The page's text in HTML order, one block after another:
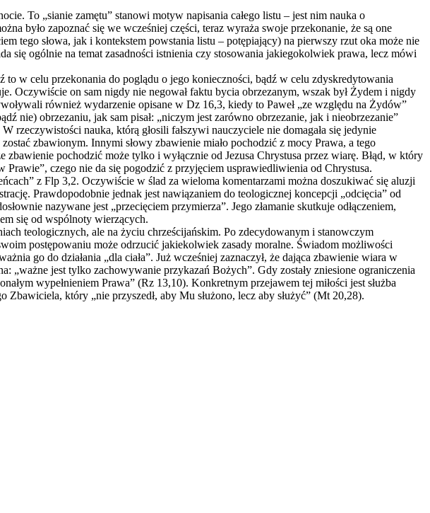
To „sianie zamętu” stanowi motyw napisania całego listu – jest nim nauka o
było zapoznać się we wcześniej części, teraz wyraża swoje przekonanie, że są one
tego słowa, jak i kontekstem powstania listu – potępiający) na pierwszy rzut oka może nie
się ogólnie na temat zasadności istnienia czy stosowania jakiegokolwiek prawa, lecz mówi
w celu przekonania do poglądu o jego konieczności, bądź w celu zdyskredytowania
Oczywiście on sam nigdy nie negował faktu bycia obrzezanym, wszak był Żydem i nigdy
również wydarzenie opisane w Dz 16,3, kiedy to Paweł „ze względu na Żydów”
nie) obrzezaniu, jak sam pisał: „niczym jest zarówno obrzezanie, jak i nieobrzezanie”
nauka, którą głosili fałszywi nauczyciele nie domagała się jedynie
zbawionym. Innymi słowy zbawienie miało pochodzić z mocy Prawa, a tego
pochodzić może tylko i wyłącznie od Jezusa Chrystusa przez wiarę. Błąd, w który
czego nie da się pogodzić z przyjęciem usprawiedliwienia od Chrystusa.
z Flp 3,2. Oczywiście w ślad za wieloma komentarzami można doszukiwać się aluzji
Prawdopodobnie jednak jest nawiązaniem do teologicznej koncepcji „odcięcia” od
nazywane jest „przecięciem przymierza”. Jego złamanie skutkuje odłączeniem,
się od wspólnoty wierzących.
teologicznych, ale na życiu chrześcijańskim. Po zdecydowanym i stanowczym
postępowaniu może odrzucić jakiekolwiek zasady moralne. Świadom możliwości
go do działania „dla ciała”. Już wcześniej zaznaczył, że dająca zbawienie wiara w
„ważne jest tylko zachowywanie przykazań Bożych”. Gdy zostały zniesione ograniczenia
wypełnieniem Prawa” (Rz 13,10). Konkretnym przejawem tej miłości jest służba
który „nie przyszedł, aby Mu służono, lecz aby służyć” (Mt 20,28).